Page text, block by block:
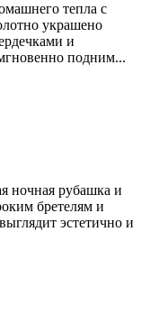
тепла с
украшено
и
подним...
ночная рубашка и
бретелям и
эстетично и